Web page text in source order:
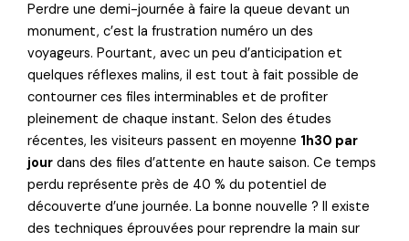
Perdre une demi-journée à faire la queue devant un
monument, c’est la frustration numéro un des
voyageurs. Pourtant, avec un peu d’anticipation et
quelques réflexes malins, il est tout à fait possible de
contourner ces files interminables et de profiter
pleinement de chaque instant. Selon des études
récentes, les visiteurs passent en moyenne 1h30 par
jour dans des files d’attente en haute saison. Ce temps
perdu représente près de 40 % du potentiel de
découverte d’une journée. La bonne nouvelle ? Il existe
des techniques éprouvées pour reprendre la main sur